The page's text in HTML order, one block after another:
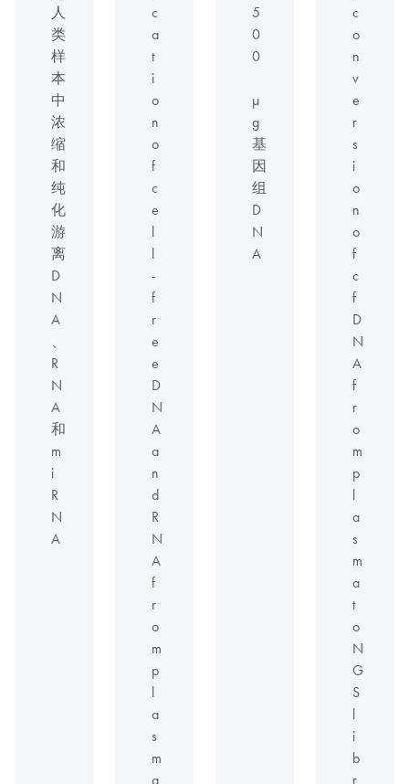
人
类
样
本
中
浓
缩
和
纯
化
游
离
D
N
A
R
N
A
和
m
i
R
N
A
c
a
t
i
o
n
o
f
c
e
l
l
-
f
r
e
e
D
N
A
a
n
d
R
N
A
f
r
o
m
p
l
a
s
m
a
5
0
0
μ
g
基
因
组
D
N
A
c
o
n
v
e
r
s
i
o
n
o
f
c
f
D
N
A
f
r
o
m
p
l
a
s
m
a
t
o
N
G
S
l
i
b
r